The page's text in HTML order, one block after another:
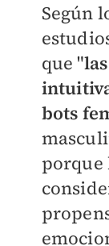
Según
que "
bots
porque